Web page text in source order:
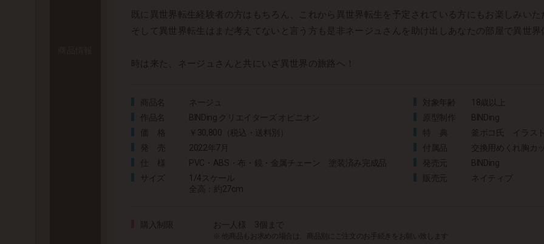
既に異世界転生経験者の方はもちろん、これから異世界転生を予定されている方にもお楽しみい
そして異世界転生はまだ考えてないと言う方も是非ネージュさんを助け出しあなたの部屋で異世界
時は来た、ネージュさんと共にいざ異世界の旅路へ！
商品名
ネージュ
作品名
BINDing クリエイターズ オピニオン
価格
￥30,800（税込・送料別）
発売
2022年7月
仕様
PVC・ABS・布・鏡・金属チェーン 塗装済み完成品
サイズ
1/4スケール
全高：約27cm
対象年齢
18歳以上
原型制作
BINDing
特典
釜ボコ氏 イラス
付属品
交換用めくれ胸カ
発売元
BINDing
販売元
ネイティブ
購入制限 お一人様 3個まで
※ 他商品もお求めの場合は、商品別にご注文のお手続きをお願い致します